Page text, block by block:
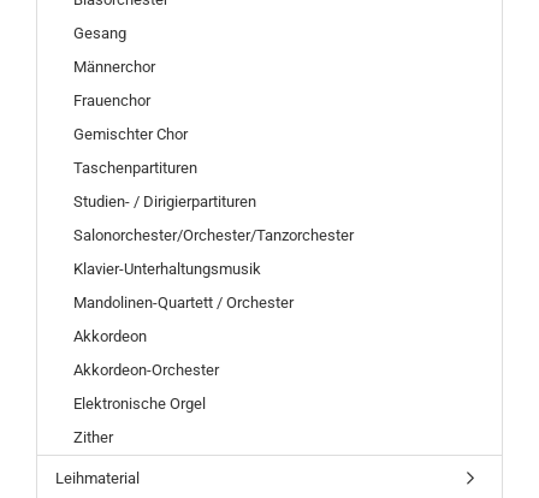
Gesang
Männerchor
Frauenchor
Gemischter Chor
Taschenpartituren
Studien- / Dirigierpartituren
Salonorchester/Orchester/Tanzorchester
Klavier-Unterhaltungsmusik
Mandolinen-Quartett / Orchester
Akkordeon
Akkordeon-Orchester
Elektronische Orgel
Zither
Leihmaterial